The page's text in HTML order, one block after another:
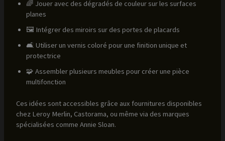
🌈 Jouer avec des dégradés de couleur sur les surfaces
planes
🖼 Intégrer des miroirs sur des portes de placards
🛋 Utiliser un vernis coloré pour une finition unique et
protectrice
🧩 Assembler plusieurs meubles pour créer une pièce
multifonction
Ces idées sont accessibles grâce aux fournitures disponibles
chez Leroy Merlin, Castorama, ou même via des marques
spécialisées comme Annie Sloan.